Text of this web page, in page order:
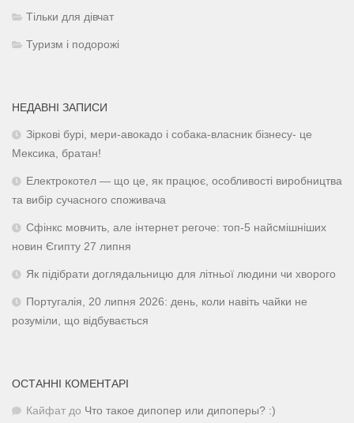
Тільки для дівчат
Туризм і подорожі
НЕДАВНІ ЗАПИСИ
Зіркові бурі, мери-авокадо і собака-власник бізнесу- це
Мексика, братан!
Електрокотел — що це, як працює, особливості виробництва
та вибір сучасного споживача
Сфінкс мовчить, але інтернет регоче: топ-5 найсмішніших
новин Єгипту 27 липня
Як підібрати доглядальницю для літньої людини чи хворого
Португалія, 20 липня 2026: день, коли навіть чайки не
розуміли, що відбувається
ОСТАННІ КОМЕНТАРІ
Кайфат до Что такое дипопер или дипоперы? :)